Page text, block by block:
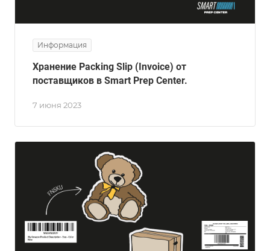
Информация
7 июня 2023
Хранение Packing Slip (Invoice) от
поставщиков в Smart Prep Center.